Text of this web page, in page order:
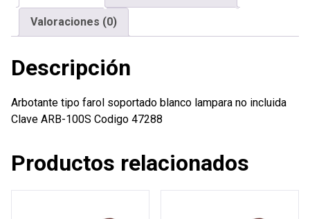
incluida
cantidad
Valoraciones (0)
Descripción
Arbotante tipo farol soportado blanco lampara no incluida
Clave ARB-100S Codigo 47288
Productos relacionados